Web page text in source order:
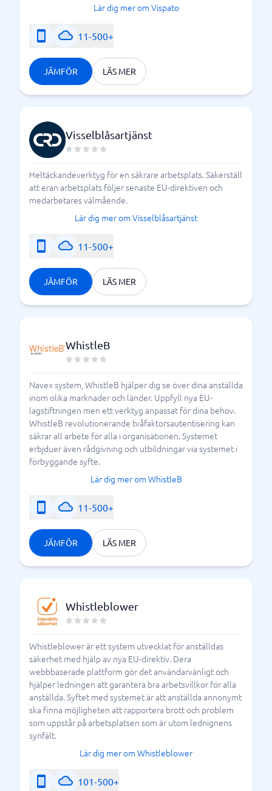
Lär dig mer om Vispato
11-500+
JÄMFÖR LÄS MER
Visselblåsartjänst
Heltäckandeverktyg för en säkrare arbetsplats. Säkerställ
att eran arbetsplats följer senaste EU-direktiven och
medarbetares välmående.
Lär dig mer om Visselblåsartjänst
11-500+
JÄMFÖR LÄS MER
WhistleB
Navex system, WhistleB hjälper dig se över dina anställda
inom olika marknader och länder. Uppfyll nya EU-
lagstiftningen men ett verktyg anpassat för dina behov.
WhistleB revolutionerande tvåfaktorsautentisering kan
säkrar all arbete för alla i organisationen. Systemet
erbjduer även rådgivning och utbildningar via systemet i
förbyggande syfte.
Lär dig mer om WhistleB
11-500+
JÄMFÖR LÄS MER
Whistleblower
Whistleblower är ett system utvecklat för anställdas
säkerhet med hjälp av nya EU-direktiv. Dera
webbbaserade plattform gör det användarvänligt och
hjälper ledningen att garantera bra arbetsvillkor för alla
anställda. Syftet med systemet är att anställda annonymt
ska finna möjligheten att rapportera brott och problem
som uppstår på arbetsplatsen som är utom lednignens
synfält.
Lär dig mer om Whistleblower
101-500+